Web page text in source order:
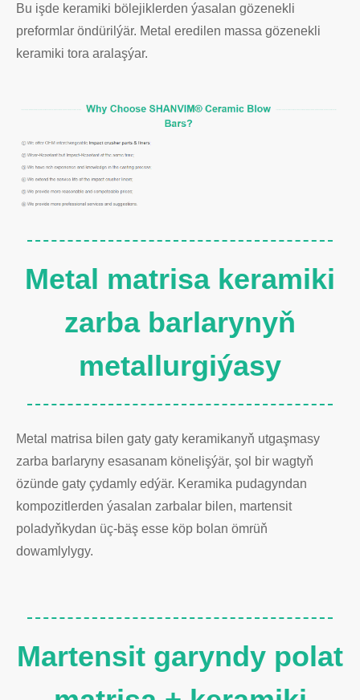
Bu işde keramiki bölejiklerden ýasalan gözenekli
preformlar öndürilýär. Metal eredilen massa gözenekli
keramiki tora aralaşýar.
Metal matrisa keramiki
zarba barlarynyň
metallurgiýasy
Metal matrisa bilen gaty gaty keramikanyň utgaşmasy
zarba barlaryny esasanam könelişýär, şol bir wagtyň
özünde gaty çydamly edýär. Keramika pudagyndan
kompozitlerden ýasalan zarbalar bilen, martensit
poladyňkydan üç-bäş esse köp bolan ömrüň
dowamlylygy.
Martensit garyndy polat